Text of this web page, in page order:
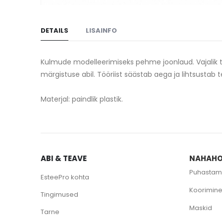
the
of
the
gallery
DETAILS
Kulmude modelleerimiseks pehme joonlaud.
märgistuse abil. Tööriist säästab aega ja lihtsustab
Materjal: paindlik plastik.
LISAINFO
ABI & TEAVE
EsteePro kohta
Tingimused
Tarne
Koorimine
Maskid